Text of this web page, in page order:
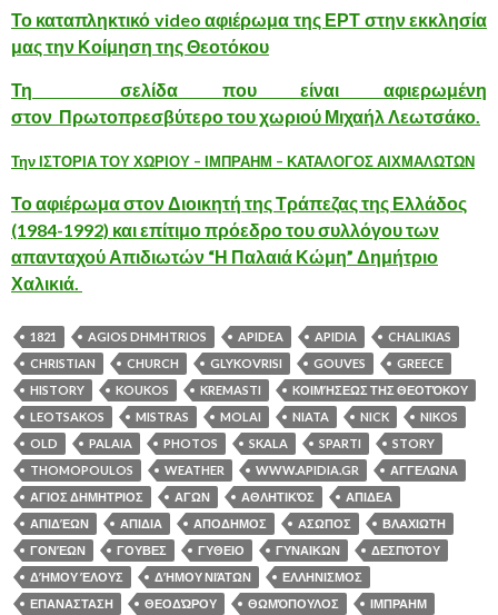
Το καταπληκτικό video αφιέρωμα της ΕΡΤ στην εκκλησία
μας την Κοίμηση της Θεοτόκου
Τη σελίδα που είναι αφιερωμένη
στον Πρωτοπρεσβύτερο του χωριού Μιχαήλ Λεωτσάκο.
Την ΙΣΤΟΡΙΑ ΤΟΥ ΧΩΡΙΟΥ – ΙΜΠΡΑΗΜ – ΚΑΤΑΛΟΓΟΣ ΑΙΧΜΑΛΩΤΩΝ
Το αφιέρωμα στον Διοικητή της Τράπεζας της Ελλάδος
(1984-1992) και επίτιμο πρόεδρο του συλλόγου των
απανταχού Απιδιωτών “Η Παλαιά Κώμη” Δημήτριο
Χαλικιά
1821 AGIOS DHMHTRIOS APIDEA APIDIA
CHALIKIAS
CHRISTIAN
CHURCH GLYKOVRISI GOUVES
GREECE
HISTORY
KOUKOS KREMASTI
KΟΙΜΉΣΕΩΣ ΤΗΣ ΘΕΟΤΌΚΟΥ
LEOTSAKOS
MISTRAS MOLAI NIATA NICK
NIKOS
OLD
PALAIA PHOTOS SKALA SPARTI
STORY
THOMOPOULOS
WEATHER WWW.APIDIA.GR
ΑΓΓΕΛΩΝΑ
ΑΓΙΟΣ ΔΗΜΗΤΡΙΟΣ
ΑΓΩΝ ΑΘΛΗΤΙΚΌΣ
ΑΠΙΔΕΑ
ΑΠΙΔΈΩΝ
ΑΠΙΔΙΑ ΑΠΟΔΗΜΟΣ ΑΣΩΠΟΣ
ΒΛΑΧΙΩΤΗ
ΓΟΝΈΩΝ
ΓΟΥΒΕΣ ΓΥΘΕΙΟ ΓΥΝΑΙΚΩΝ
ΔΕΣΠΌΤΟΥ
ΔΉΜΟΥ ΈΛΟΥΣ
ΔΉΜΟΥ ΝΙΆΤΩΝ
ΕΛΛΗΝΙΣΜΟΣ
ΕΠΑΝΑΣΤΑΣΗ
ΘΕΟΔΏΡΟΥ ΘΩΜΌΠΟΥΛΟΣ
ΙΜΠΡΑΗΜ